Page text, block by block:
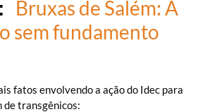
Bruxas de Salém: A
sem fundamento
fatos envolvendo a ação do Idec para
transgênicos: